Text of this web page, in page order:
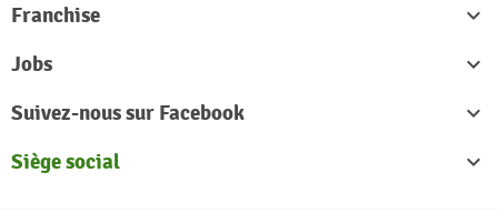
Franchise

Jobs

Suivez-nous sur Facebook

Siège social
